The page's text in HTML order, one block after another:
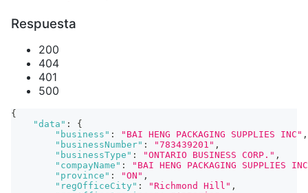
Respuesta
200
404
401
500
{
"data" :
{
"business" : "BAI HENG PACKAGING SUPPLIES INC" ,
"businessNumber" : "783439201" ,
"businessType" : "ONTARIO BUSINESS CORP." ,
"compayName" :
"BAI HENG PACKAGING SUPPLIES
"province" : "ON" ,
"regOfficeCity" : "Richmond Hill" ,